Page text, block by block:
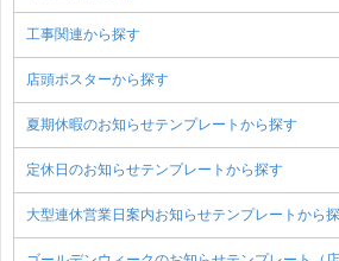
工事関連から探す
店頭ポスターから探す
夏期休暇のお知らせテンプレートから探す
定休日のお知らせテンプレートから探す
大型連休営業日案内お知らせテンプレートから